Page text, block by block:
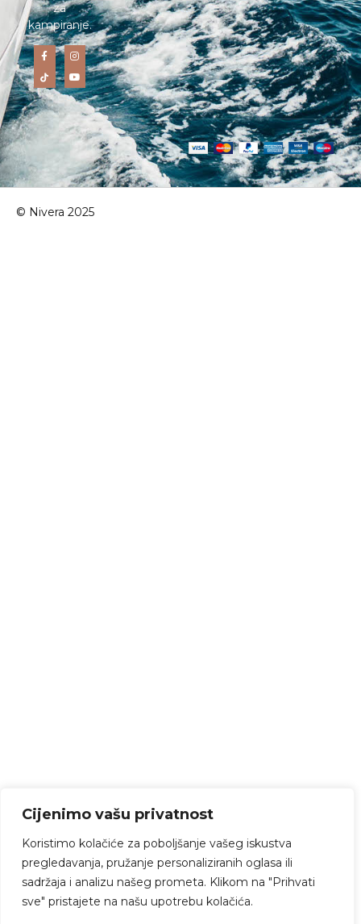
Cijenimo vašu privatnost
Koristimo kolačiće za poboljšanje vašeg iskustva
pregledavanja, pružanje personaliziranih oglasa ili
sadržaja i analizu našeg prometa. Klikom na "Prihvati
sve" pristajete na našu upotrebu kolačića.
za
kampiranje.
© Nivera 2025